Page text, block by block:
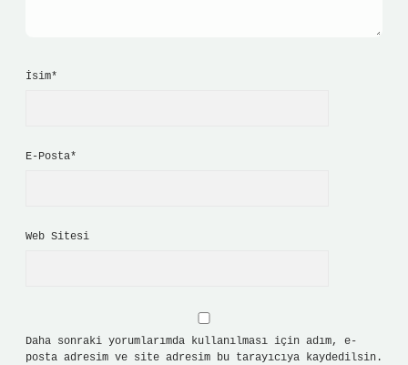
İsim*
E-Posta*
Web Sitesi
Daha sonraki yorumlarımda kullanılması için adım, e-
posta adresim ve site adresim bu tarayıcıya kaydedilsin.